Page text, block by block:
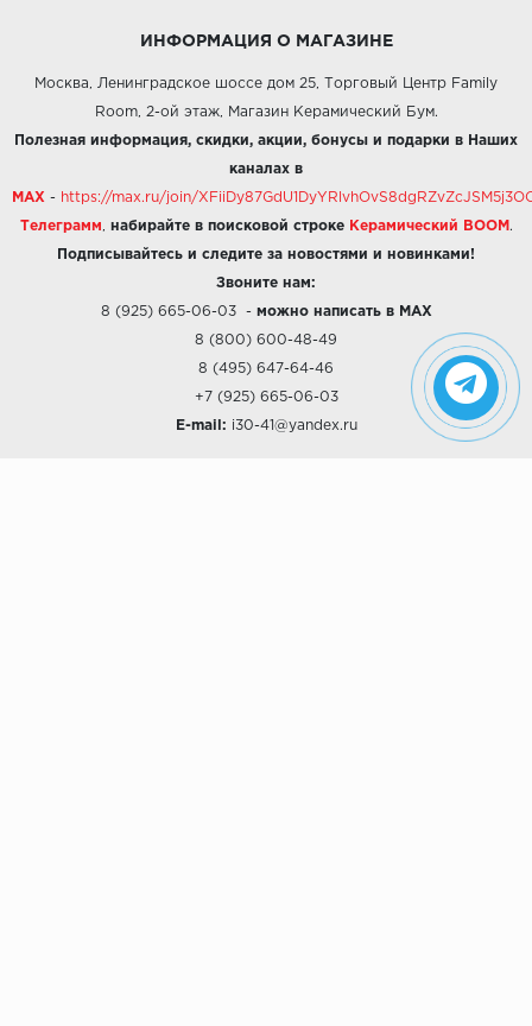
ИНФОРМАЦИЯ О МАГАЗИНЕ
Москва, Ленинградское шоссе дом 25, Торговый Центр Family
Room, 2-ой этаж, Магазин Керамический Бум.
Полезная информация, скидки, акции, бонусы и подарки в Наших
каналах в
MAX - https://max.ru/join/
Телеграмм набирайте в поисковой строке Керамический BOOM .
Подписывайтесь и следите за новостями и новинками!
Звоните нам:
8 (925) 665-06-03- можно написать в MAX
8 (800) 600-48-49
8 (495) 647-64-46
+7 (925) 665-06-03
E-mail: i30-41@yandex.ru